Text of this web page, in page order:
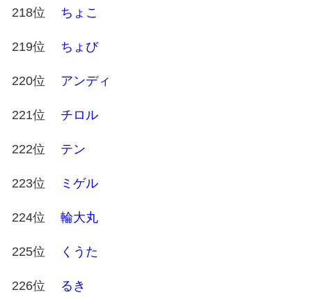
218位 ちょこ
219位 ちょび
220位 アンディ
221位 チロル
222位 テン
223位 ミゲル
224位 輪大丸
225位 くうた
226位 るき